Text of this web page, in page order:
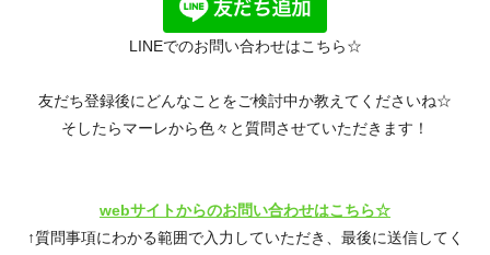
LINEでのお問い合わせはこちら☆
友だち登録後にどんなことをご検討中か教えてくださいね☆
そしたらマーレから色々と質問させていただきます！
webサイトからのお問い合わせはこちら☆
↑質問事項にわかる範囲で入力していただき、最後に送信してく